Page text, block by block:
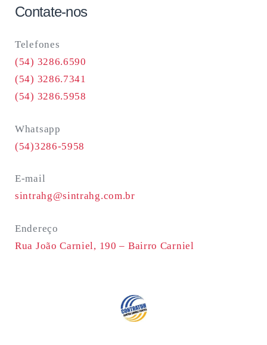
Contate-nos
Telefones
(54) 3286.6590
(54) 3286.7341
(54) 3286.5958
Whatsapp
(54)3286-5958
E-mail
sintrahg@sintrahg.com.br
Endereço
Rua João Carniel, 190 – Bairro Carniel